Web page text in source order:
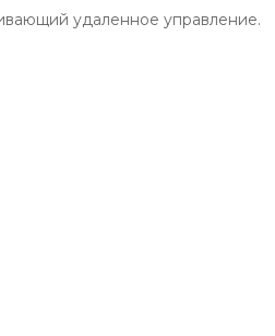
удаленное управление.